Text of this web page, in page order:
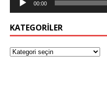
00:00
KATEGORILER